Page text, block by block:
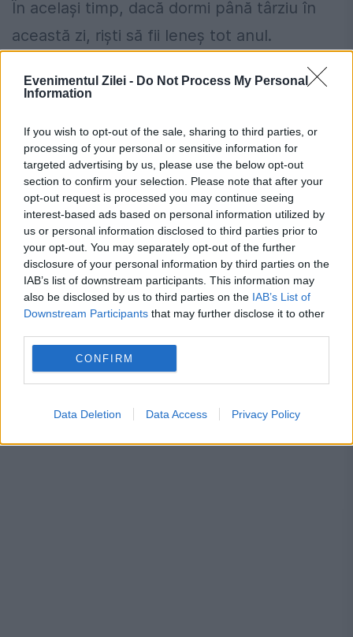
Evenimentul Zilei - Do Not Process My Personal
Information
If you wish to opt-out of the sale, sharing to third parties, or
processing of your personal or sensitive information for
targeted advertising by us, please use the below opt-out
section to confirm your selection. Please note that after your
opt-out request is processed you may continue seeing
interest-based ads based on personal information utilized by
us or personal information disclosed to third parties prior to
your opt-out. You may separately opt-out of the further
disclosure of your personal information by third parties on the
IAB’s list of downstream participants. This information may
also be disclosed by us to third parties on the IAB’s List of
Downstream Participants that may further disclose it to other
CONFIRM
Data Deletion Data Access Privacy Policy
În același timp, dacă dormi până târziu în
această zi, riști să fii leneș tot anul.
Cum verifici dacă ai datorii la Primărie?
restanțe la taxe și impozite
Regula pe care mulți români din
străinătate nu o cunosc despre
contribuțiile la pensie
blesteme credincioşi rugaciune sfant
sfantul vasile cel mare traditii